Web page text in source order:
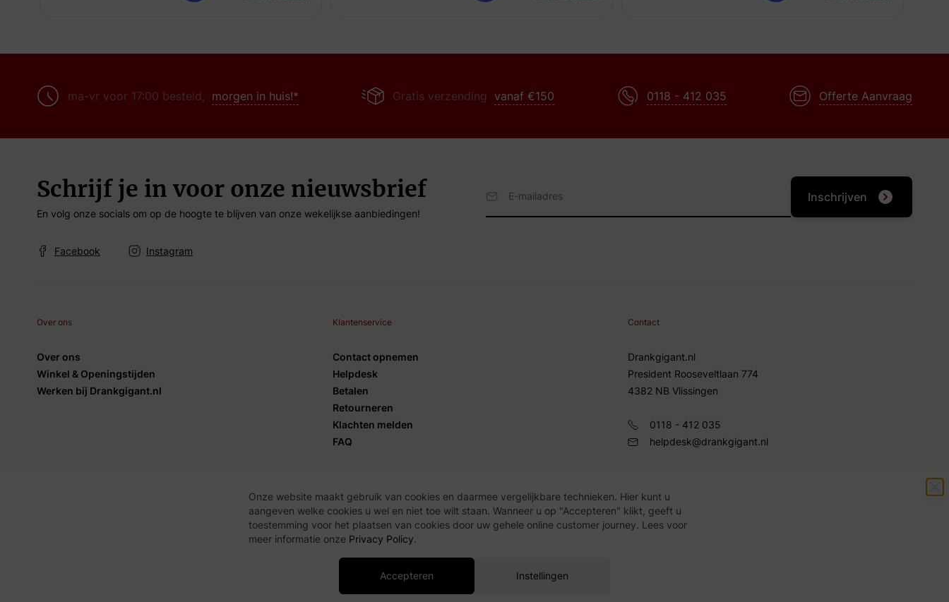
Onze website maakt gebruik van cookies en daarmee vergelijkbare technieken. Hier kunt u
aangeven welke cookies u wel en niet toe wilt staan. Wanneer u op "Accepteren" klikt, geeft u
toestemming voor het plaatsen van cookies door uw gehele online customer journey. Lees voor
meer informatie onze Privacy Policy.
Accepteren Instellingen
ma-vr voor 17:00 besteld, morgen in huis!* Gratis verzending vanaf €150 0118 - 412 035 Offerte Aanvraag
Schrijf je in voor onze nieuwsbrief
En volg onze socials om op de hoogte te blijven van onze wekelijkse aanbiedingen!
Inschrijven
Facebook Instagram
Over ons
Over ons
Winkel & Openingstijden
Werken bij Drankgigant.nl
Klantenservice
Contact opnemen
Helpdesk
Betalen
Retourneren
Klachten melden
FAQ
Contact
Drankgigant.nl
President Rooseveltlaan 774
4382 NB Vlissingen
0118 - 412 035
helpdesk@drankgigant.nl
Algemene voorwaarden Privacy Policy